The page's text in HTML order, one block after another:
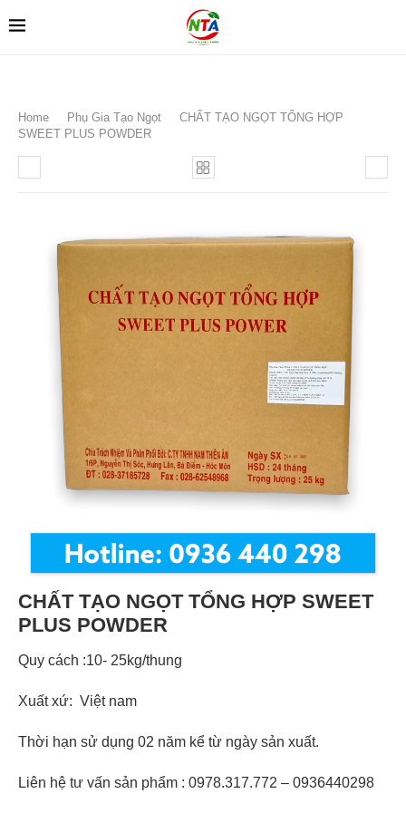
Home Phụ Gia Tạo Ngọt
CHẤT TẠO NGỌT TỔNG HỢP
SWEET PLUS POWDER
CHẤT TẠO NGỌT TỔNG HỢP SWEET
PLUS POWDER
Quy cách :10- 25kg/thung
Xuất xứ: Việt nam
Thời hạn sử dụng 02 năm kể từ ngày sản xuất.
Liên hệ tư vấn sản phẩm : 0978.317.772 – 0936440298